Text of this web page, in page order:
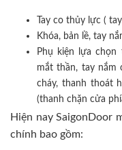
Tay co thủy lực (
Khóa, bản lề, tay
Phụ kiện lựa
mắt thần, tay nắm
cháy, thanh thoát
(thanh chặn cửa
Hiện nay SaigonDoor
chính bao gồm: